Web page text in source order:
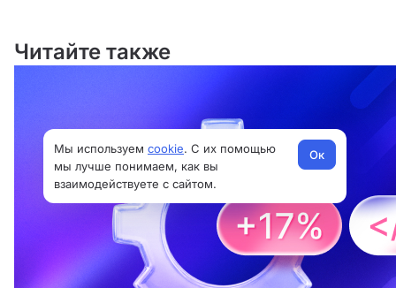
Мы используем cookie. С их помощью
мы лучше понимаем, как вы
взаимодействуете с сайтом.
Ок
Читайте также